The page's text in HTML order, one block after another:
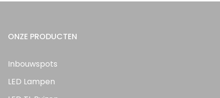
ONZE PRODUCTEN
Inbouwspots
LED Lampen